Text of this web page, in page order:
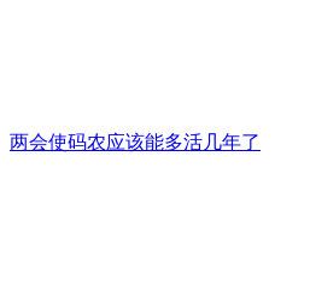
两会使码农应该能多活几年了